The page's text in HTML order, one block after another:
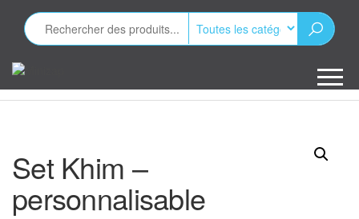
contenu
publicitaires
Set Khim –
personnalisable